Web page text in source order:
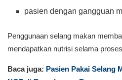
pasien dengan gangguan
Penggunaan selang makan
mendapatkan nutrisi selama
Baca juga: Pasien Pakai Selang